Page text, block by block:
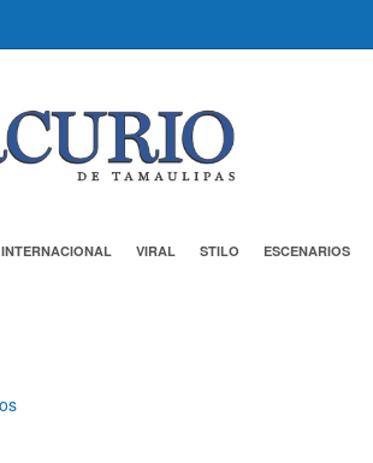
INTERNACIONAL VIRAL STILO ESCENARIOS